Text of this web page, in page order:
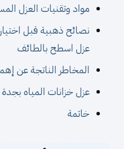
مواد وتقنيات العزل
نصائح ذهبية قبل
عزل اسطح بالطائف
المخاطر الناتجة عن
عزل خزانات المياه بجدة
خاتمة